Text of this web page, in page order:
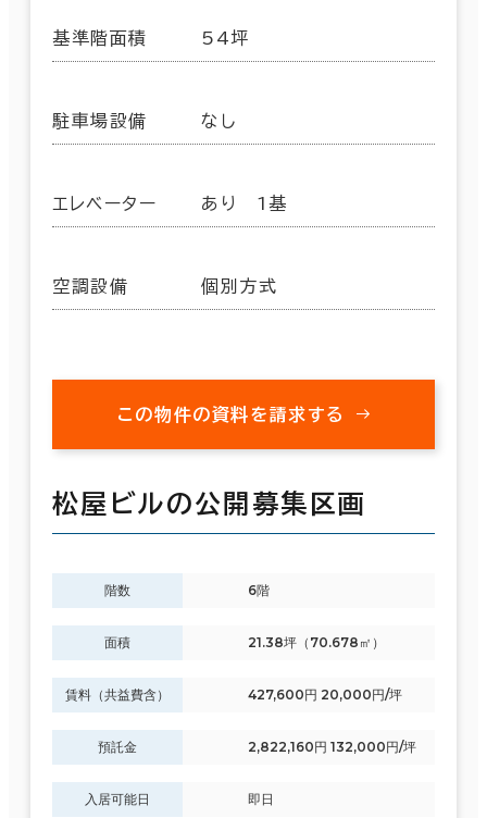
基準階面積 54坪
駐車場設備 なし
エレベーター あり 1基
空調設備 個別方式
この物件の資料を請求する
松屋ビルの公開募集区画
階数 6階
面積 21.38坪（70.678㎡）
賃料（共益費含） 427,600円 20,000円/坪
預託金 2,822,160円 132,000円/坪
入居可能日 即日